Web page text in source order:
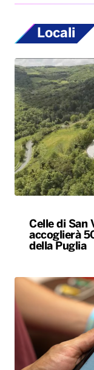
Locali
Celle di San
accoglierà
della Puglia